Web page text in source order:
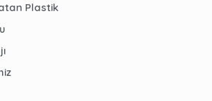
Plastik